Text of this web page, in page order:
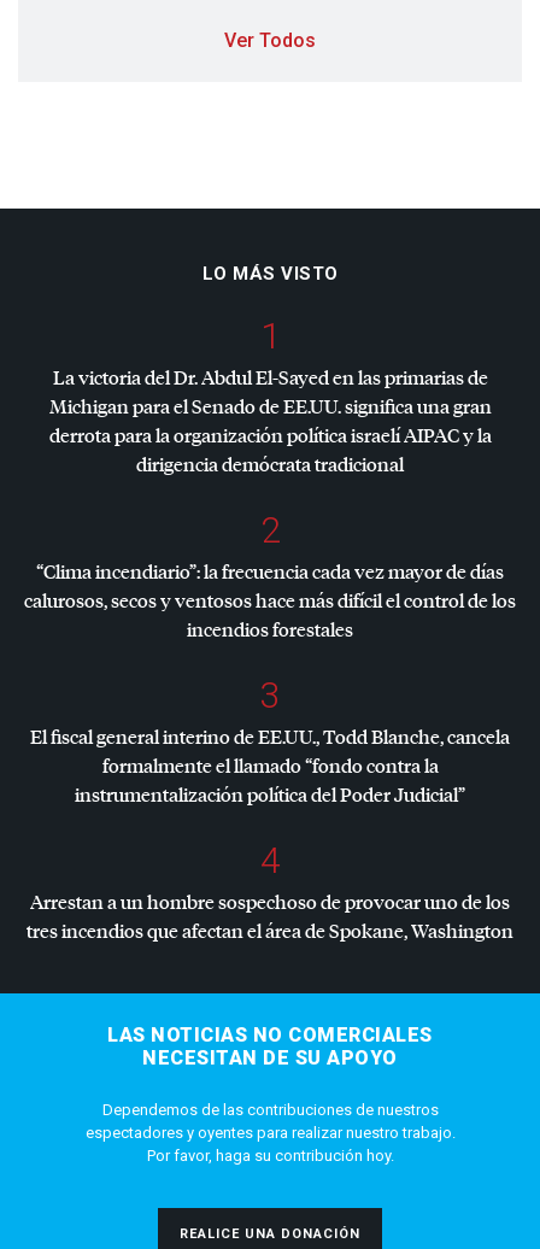
Ver Todos
LO MÁS VISTO
1
La victoria del Dr. Abdul El-Sayed en las primarias de
Michigan para el Senado de EE.UU. significa una gran
derrota para la organización política israelíAIPACy la
dirigencia demócrata tradicional
2
“Clima incendiario”: la frecuencia cada vez mayor de días
calurosos, secos y ventosos hace más difícil el control de los
incendios forestales
3
El fiscal general interino de EE.UU., Todd Blanche, cancela
formalmente el llamado “fondo contra la
instrumentalización política del Poder Judicial”
4
Arrestan a un hombre sospechoso de provocar uno de los
tres incendios que afectan el área de Spokane, Washington
LAS NOTICIAS NO COMERCIALES
NECESITAN DE SU APOYO
Dependemos de las contribuciones de nuestros
espectadores y oyentes para realizar nuestro trabajo.
Por favor, haga su contribución hoy.
REALICE UNA DONACIÓN